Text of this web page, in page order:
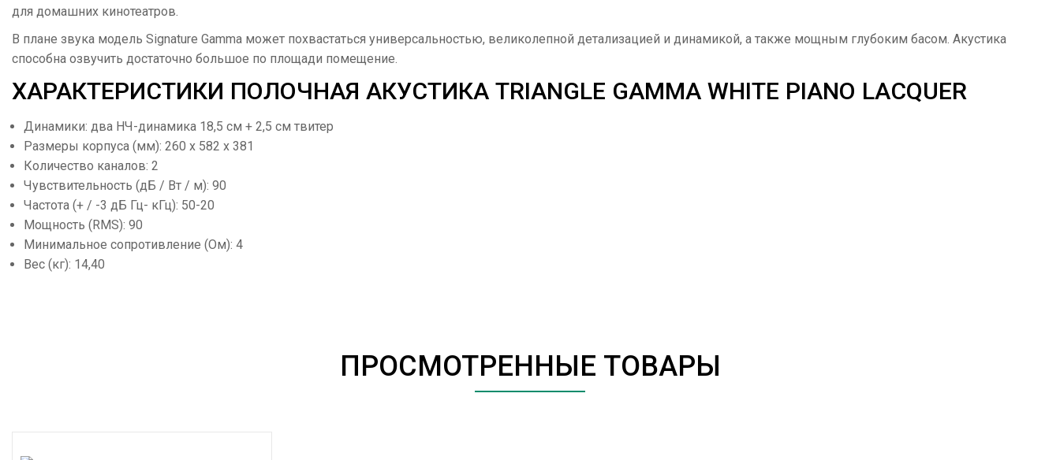
для домашних кинотеатров.
В плане звука модель Signature Gamma может похвастаться универсальностью, великолепной детализацией и динамикой, а также мощным глубоким басом. Акустика
способна озвучить достаточно большое по площади помещение.
ХАРАКТЕРИСТИКИ ПОЛОЧНАЯ АКУСТИКА TRIANGLE GAMMA WHITE PIANO LACQUER
Динамики: два НЧ-динамика 18,5 см + 2,5 см твитер
Размеры корпуса (мм): 260 х 582 х 381
Количество каналов: 2
Чувствительность (дБ / Вт / м): 90
Частота (+ / -3 дБ Гц- кГц): 50-20
Мощность (RMS): 90
Минимальное сопротивление (Ом): 4
Вес (кг): 14,40
ПРОСМОТРЕННЫЕ ТОВАРЫ